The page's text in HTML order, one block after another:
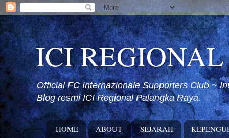
ICI
Official FC Internazionale Supporters Club ~
Blog resmi ICI Regional Palangka Raya.
HOME ABOUT SEJARAH